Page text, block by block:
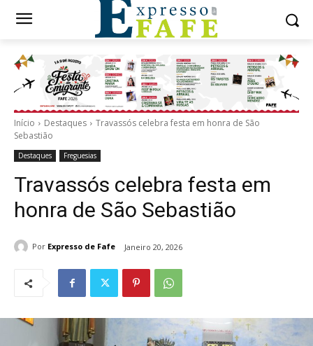
Início Destaques
Travassós celebra festa em honra de São
Sebastião
Destaques Freguesias
Travassós celebra festa em
honra de São Sebastião
Por Expresso de Fafe Janeiro 20, 2026